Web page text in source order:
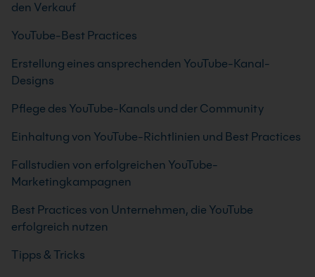
den Verkauf
YouTube-Best Practices
Erstellung eines ansprechenden YouTube-Kanal-
Designs
Pflege des YouTube-Kanals und der Community
Einhaltung von YouTube-Richtlinien und Best Practices
Fallstudien von erfolgreichen YouTube-
Marketingkampagnen
Best Practices von Unternehmen, die YouTube
erfolgreich nutzen
Tipps & Tricks